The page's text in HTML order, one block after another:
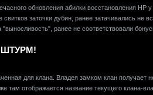
обновления абилки восстановления
свитков заточки дубин, ранее затачивались
"выносливость", ранее не соответствовали
для клана. Владея замком клан
там отображается название текущего клана-